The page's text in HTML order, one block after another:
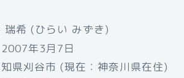
瑞希 (ひらい みずき)
年3月7日
県刈谷市 (現在：神奈川県在住)